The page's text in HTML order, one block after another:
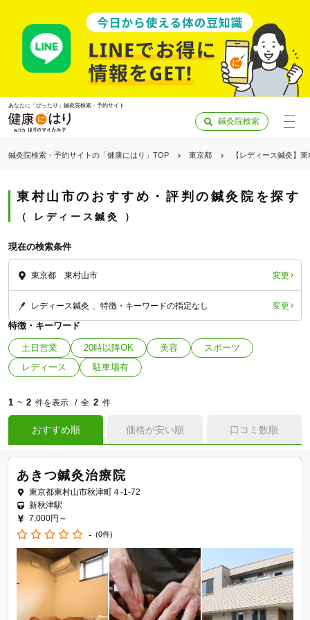
あなたに「ぴったり」鍼灸院検索・予約サイト
鍼灸院検索
鍼灸院検索・予約サイトの「健康にはり」TOP 東京都 【レディース鍼灸】
東村山市のおすすめ・評判の鍼灸院を探す
レディース鍼灸
現在の検索条件
東京都 東村山市 変更
レディース鍼灸 特徴・キーワードの指定なし 変更
特徴・キーワード
土日営業 20時以降OK 美容
スポーツ
レディース
駐車場有
1 ~ 2 件を表示 全 2 件
おすすめ順 価格が安い順 口コミ数順
あきつ鍼灸治療院
東京都東村山市秋津町４-1-72
新秋津駅
7,000円～
- (0件)
「健康にはりを見た」